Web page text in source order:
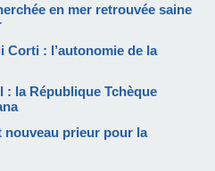
en mer retrouvée saine
Corti : l’autonomie de la
: la République Tchèque
nouveau prieur pour la